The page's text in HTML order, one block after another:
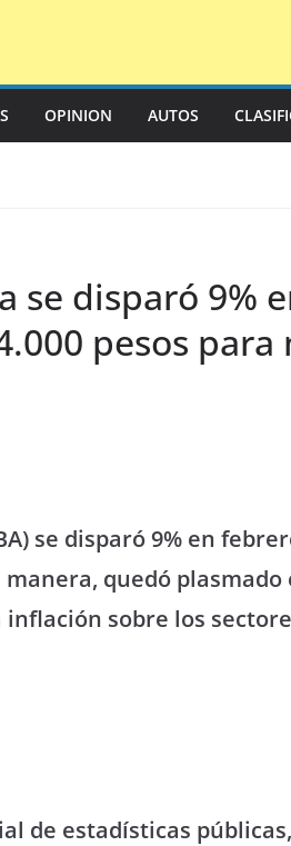
OPINION AUTOS
se disparó 9%
pesos para
se disparó 9% en
quedó plasmado
sobre los
de estadísticas